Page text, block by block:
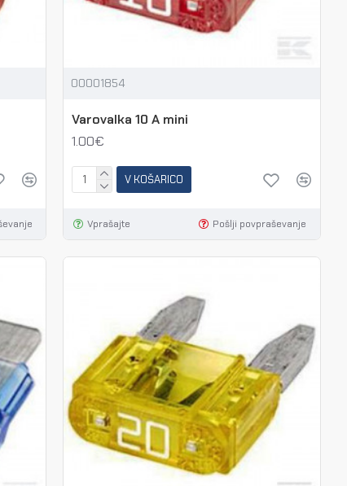
00001854
Varovalka 10 A mini
1.00€
V KOŠARICO
Vprašajte Pošlji povpraševanje